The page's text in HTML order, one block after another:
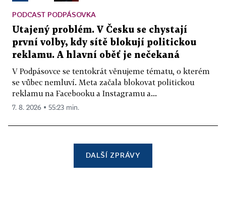
PODCAST PODPÁSOVKA
Utajený problém. V Česku se chystají
první volby, kdy sítě blokují politickou
reklamu. A hlavní oběť je nečekaná
V Podpásovce se tentokrát věnujeme tématu, o kterém
se vůbec nemluví. Meta začala blokovat politickou
reklamu na Facebooku a Instagramu a...
7. 8. 2026 ▪ 55:23 min.
DALŠÍ ZPRÁVY